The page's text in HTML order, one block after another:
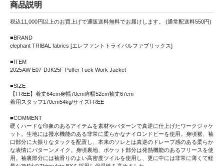
商品説明
税込11,000円以上のお買上げで通販送料無料でお届けします。 (通常配送料550円)
■BRAND
elephant TRIBAL fabrics [エレファントトライバルファブリックス]
■ITEM
2025AW E07-DJK25F Puffer Tuck Work Jacket
■SIZE
【FREE】着丈64cm身幅70cm肩幅52cm袖丈67cm
着用スタッフ170cm54kg/サイズFREE
■COMMENT
硬くハードな印象のあるアイテムを素材やパターンで真逆に仕上げたワークジャケ
ット。生地には撥水機能のある非常に柔らかなナイロンドビーを使用。身頃裾、袖
口部分に大振りなタックを配置し、本来のソレとは真逆のドレープ感のある柔らか
な表情にパターンメイク。身頃裏地、ポケット部分は発熱機能のあるフリースを使
用。袖裏部分には袖滑りのよい高密度ツイルを使用し、更に中には非常に薄くて軽